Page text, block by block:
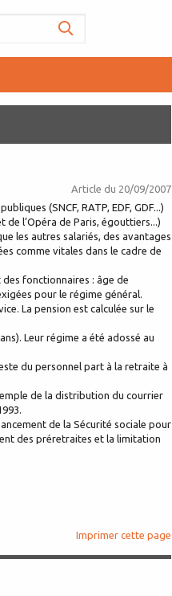
Article du 20/09/2007
(SNCF, RATP, EDF, GDF...)
l’Opéra de Paris, égouttiers...)
les autres salariés, des avantages
comme vitales dans le cadre de
fonctionnaires : âge de
pour le régime général.
La pension est calculée sur le
Leur régime a été adossé au
du personnel part à la retraite à
de la distribution du courrier
de la Sécurité sociale pour
des préretraites et la limitation
Imprimer cette page